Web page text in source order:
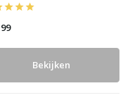
Bekijken